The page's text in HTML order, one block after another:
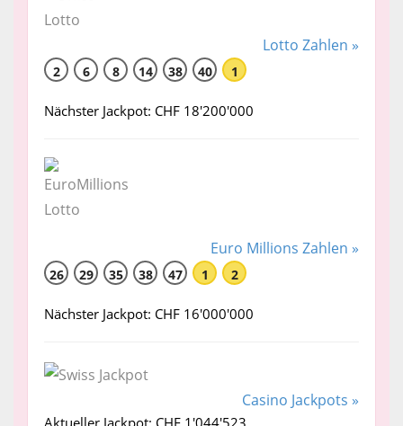
Lotto Zahlen »
2 6 8 14 38 40 1
Nächster Jackpot: CHF 18'200'000
Euro Millions Zahlen »
26 29 35 38 47 1 2
Nächster Jackpot: CHF 16'000'000
Casino Jackpots »
Aktueller Jackpot: CHF 1'044'523